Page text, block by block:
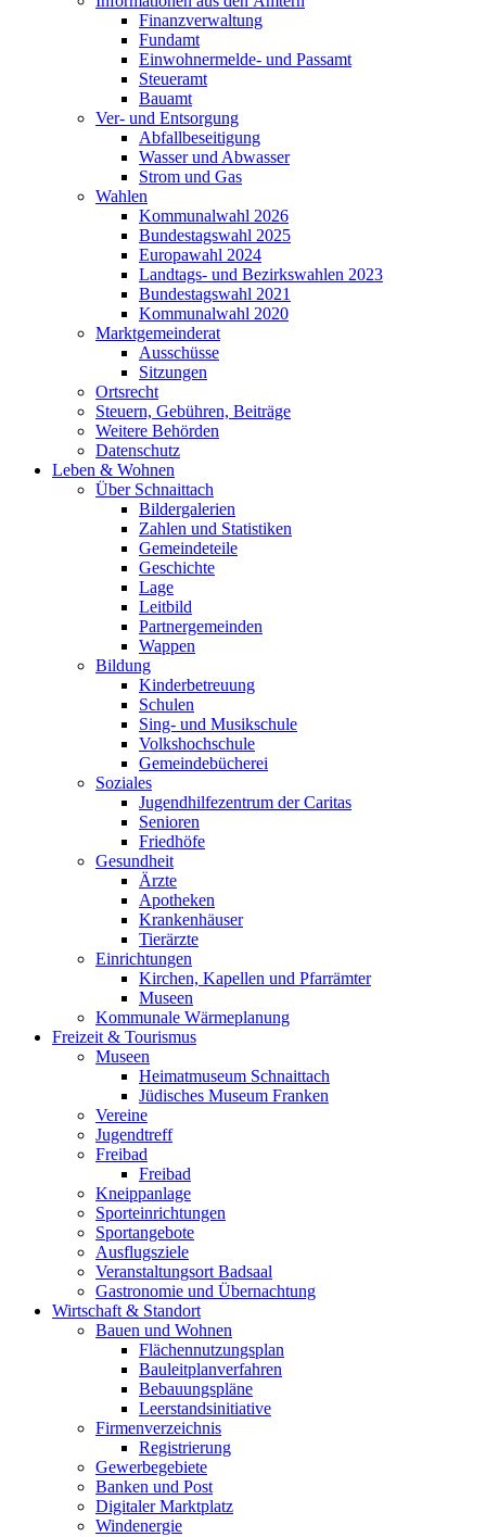
Finanzverwaltung
Fundamt
Einwohnermelde- und Passamt
Steueramt
Bauamt
Ver- und Entsorgung
Abfallbeseitigung
Wasser und Abwasser
Strom und Gas
Wahlen
Kommunalwahl 2026
Bundestagswahl 2025
Europawahl 2024
Landtags- und Bezirkswahlen 2023
Bundestagswahl 2021
Kommunalwahl 2020
Marktgemeinderat
Ausschüsse
Sitzungen
Ortsrecht
Steuern, Gebühren, Beiträge
Weitere Behörden
Datenschutz
Leben & Wohnen
Über Schnaittach
Bildergalerien
Zahlen und Statistiken
Gemeindeteile
Geschichte
Lage
Leitbild
Partnergemeinden
Wappen
Bildung
Kinderbetreuung
Schulen
Sing- und Musikschule
Volkshochschule
Gemeindebücherei
Soziales
Jugendhilfezentrum der Caritas
Senioren
Friedhöfe
Gesundheit
Ärzte
Apotheken
Krankenhäuser
Tierärzte
Einrichtungen
Kirchen, Kapellen und Pfarrämter
Museen
Kommunale Wärmeplanung
Freizeit & Tourismus
Museen
Heimatmuseum Schnaittach
Jüdisches Museum Franken
Vereine
Jugendtreff
Freibad
Freibad
Kneippanlage
Sporteinrichtungen
Sportangebote
Ausflugsziele
Veranstaltungsort Badsaal
Gastronomie und Übernachtung
Wirtschaft & Standort
Bauen und Wohnen
Flächennutzungsplan
Bauleitplanverfahren
Bebauungspläne
Leerstandsinitiative
Firmenverzeichnis
Registrierung
Gewerbegebiete
Banken und Post
Digitaler Marktplatz
Windenergie